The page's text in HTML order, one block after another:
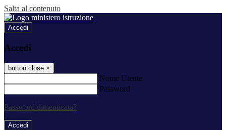
Salta al contenuto
Accedi
Accedi
button close ×
Nome Utente
Password
Password dimenticata?